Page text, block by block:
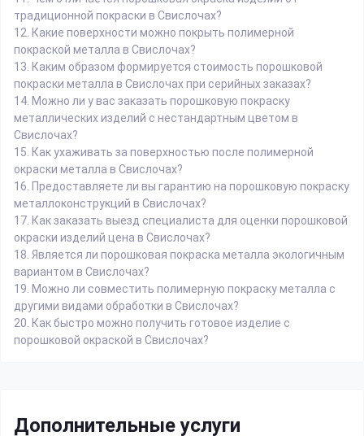
традиционной покраски в Свислочах?
12. Какие поверхности можно покрыть полимерной
покраской металла в Свислочах?
13. Каким образом формируется стоимость порошковой
покраски металла в Свислочах при серийных заказах?
14. Можно ли у вас заказать порошковую покраску
металлических изделий с нестандартным цветом в
Свислочах?
15. Как ухаживать за поверхностью после полимерной
окраски металла в Свислочах?
16. Предоставляете ли вы гарантию на порошковую покраску
металлоконструкций в Свислочах?
17. Как заказать выезд специалиста для оценки порошковой
окраски изделий цена в Свислочах?
18. Является ли порошковая покраска металла экологичным
вариантом в Свислочах?
19. Можно ли совместить полимерную покраску металла с
другими видами обработки в Свислочах?
20. Как быстро можно получить готовое изделие с
порошковой окраской в Свислочах?
Дополнительные услуги